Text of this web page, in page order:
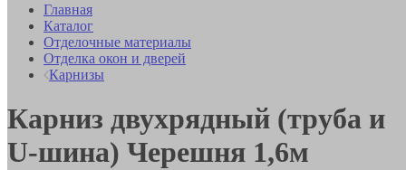
Главная
Каталог
Отделочные материалы
Отделка окон и дверей
Карнизы
Карниз двухрядный (труба и
U-шина) Черешня 1,6м